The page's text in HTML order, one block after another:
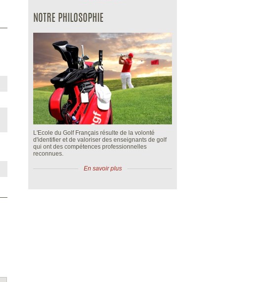
NOTRE PHILOSOPHIE
L'Ecole du Golf Français résulte de la volonté
d'identifier et de valoriser des enseignants de golf
qui ont des compétences professionnelles
reconnues.
En savoir plus